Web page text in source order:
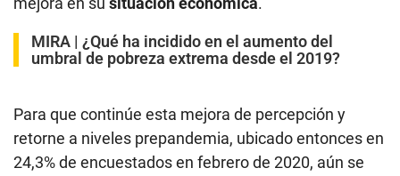
MIRA | ¿Qué ha incidido en el aumento del
umbral de pobreza extrema desde el 2019?
Para que continúe esta mejora de percepción y
retorne a niveles prepandemia, ubicado entonces en
24,3% de encuestados en febrero de 2020, aún se